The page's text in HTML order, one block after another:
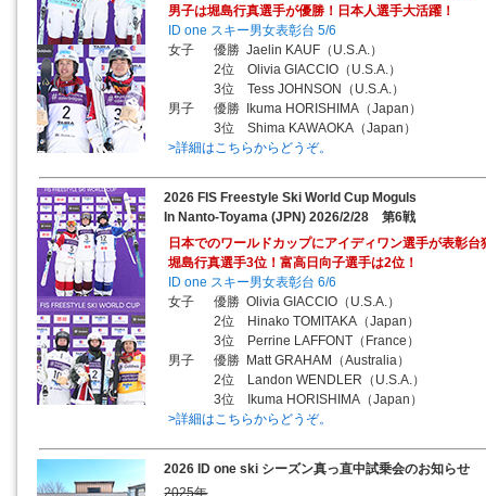
男子は堀島行真選手が優勝！日本人選手大活躍！
ID one スキー男女表彰台 5/6
女子 優勝 Jaelin KAUF（U.S.A.）
2位 Olivia GIACCIO（U.S.A.）
3位 Tess JOHNSON（U.S.A.）
男子 優勝 Ikuma HORISHIMA（Japan）
3位 Shima KAWAOKA（Japan）
>詳細はこちらからどうぞ。
2026 FIS Freestyle Ski World Cup Moguls
In Nanto-Toyama (JPN) 2026/2/28 第6戦
日本でのワールドカップにアイディワン選手が表彰台
堀島行真選手3位！富高日向子選手は2位！
ID one スキー男女表彰台 6/6
女子 優勝 Olivia GIACCIO（U.S.A.）
2位 Hinako TOMITAKA（Japan）
3位 Perrine LAFFONT（France）
男子 優勝 Matt GRAHAM（Australia）
2位 Landon WENDLER（U.S.A.）
3位 Ikuma HORISHIMA（Japan）
>詳細はこちらからどうぞ。
2026 ID one ski シーズン真っ直中試乗会のお知らせ
2025年